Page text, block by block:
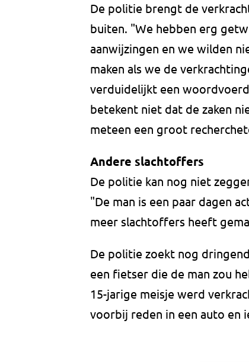
De politie brengt de
buiten. "We hebben erg
aanwijzingen en we wilden
maken als we de
verduidelijkt een
betekent niet dat de zaken
meteen een groot
Andere slachtoffers
De politie kan nog niet
"De man is een paar dagen
meer slachtoffers heeft
De politie zoekt nog
een fietser die de man zou
15-jarige meisje werd
voorbij reden in een auto en